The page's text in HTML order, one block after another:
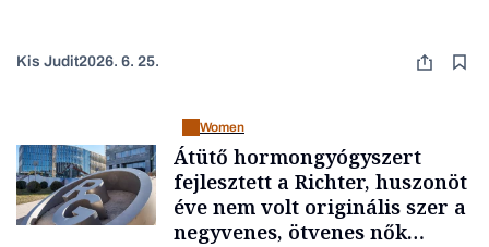
Kis Judit2026. 6. 25.
Women
Átütő hormongyógyszert
fejlesztett a Richter, huszonöt
éve nem volt originális szer a
negyvenes, ötvenes nők